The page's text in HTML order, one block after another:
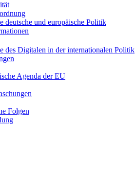
deutsche und europäische Politik
Digitalen in der internationalen Politik
Agenda der EU
Folgen